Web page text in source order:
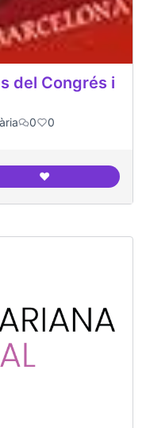
del Congrés i
0 0
❤️Associació Veïns i